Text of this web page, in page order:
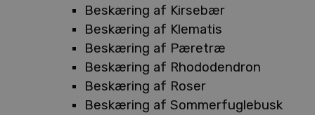
Beskæring af Kirsebær
Beskæring af Klematis
Beskæring af Pæretræ
Beskæring af Rhododendron
Beskæring af Roser
Beskæring af Sommerfuglebusk